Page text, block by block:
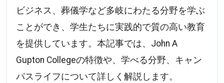
ビジネス、葬儀学など多岐にわたる分野を学ぶ
ことができ、学生たちに実践的で質の高い教育
を提供しています。本記事では、John A
Gupton Collegeの特徴や、学べる分野、キャン
パスライフについて詳しく解説します。